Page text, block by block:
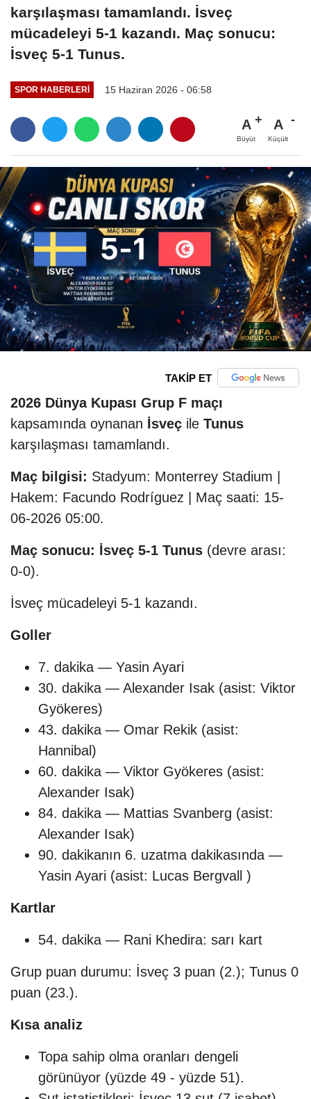
karşılaşması tamamlandı. İsveç
mücadeleyi 5-1 kazandı. Maç sonucu:
İsveç 5-1 Tunus.
SPOR HABERLERI 15 Haziran 2026 - 06:58
A
Büyüt
A
Küçült
TAKİP ET
2026 Dünya Kupası Grup F maçı
kapsamında oynanan İsveç ile Tunus
karşılaşması tamamlandı.
Maç bilgisi: Stadyum: Monterrey Stadium |
Hakem: Facundo Rodríguez | Maç saati: 15-
06-2026 05:00.
Maç sonucu: İsveç 5-1 Tunus (devre arası:
0-0).
İsveç mücadeleyi 5-1 kazandı.
Goller
7. dakika — Yasin Ayari
30. dakika — Alexander Isak (asist: Viktor
Gyökeres)
43. dakika — Omar Rekik (asist:
Hannibal)
60. dakika — Viktor Gyökeres (asist:
Alexander Isak)
84. dakika — Mattias Svanberg (asist:
Alexander Isak)
90. dakikanın 6. uzatma dakikasında —
Yasin Ayari (asist: Lucas Bergvall )
Kartlar
54. dakika — Rani Khedira: sarı kart
Grup puan durumu: İsveç 3 puan (2.); Tunus 0
puan (23.).
Kısa analiz
Topa sahip olma oranları dengeli
görünüyor (yüzde 49 - yüzde 51).